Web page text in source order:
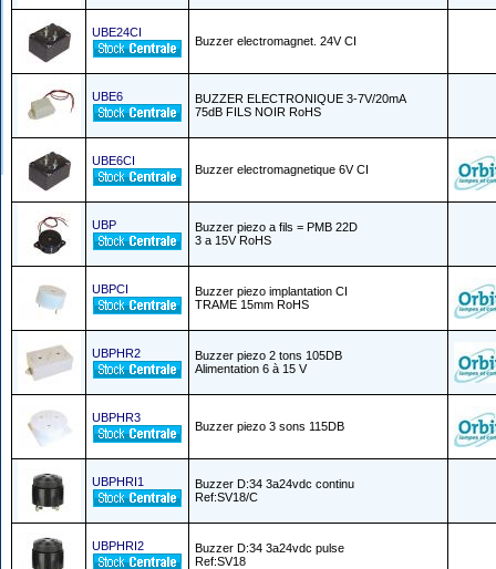
UBE24CI
Buzzer electromagnet. 24V CI
UBE6
BUZZER ELECTRONIQUE 3-7V/20mA
75dB FILS NOIR RoHS
UBE6CI
Buzzer electromagnetique 6V CI
UBP
Buzzer piezo a fils = PMB 22D
3 a 15V RoHS
UBPCI
Buzzer piezo implantation CI
TRAME 15mm RoHS
UBPHR2
Buzzer piezo 2 tons 105DB
Alimentation 6 à 15 V
UBPHR3
Buzzer piezo 3 sons 115DB
UBPHRI1
Buzzer D:34 3a24vdc continu
Ref:SV18/C
UBPHRI2
Buzzer D:34 3a24vdc pulse
Ref:SV18